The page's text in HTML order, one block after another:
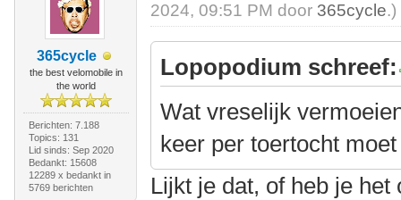
365cycle
the best velomobile in
the world
Berichten: 7.188
Topics: 131
Lid sinds: Sep 2020
Bedankt: 15608
12289 x bedankt in
5769 berichten
2024, 09:51 PM door 365cycle.)
Lopopodium schreef:
Wat vreselijk
keer per toertocht
Lijkt je dat, of heb je